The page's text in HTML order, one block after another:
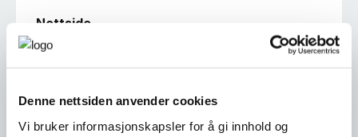
Denne nettsiden anvender cookies
Vi bruker informasjonskapsler for å gi innhold og
Nettside
https://www.facebook.com/smaksrikcatering
Ta kontakt
Smaksrikcatering@gmail.com